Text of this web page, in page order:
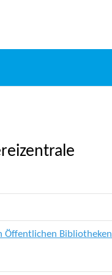
Öffentlichen Bibliotheken